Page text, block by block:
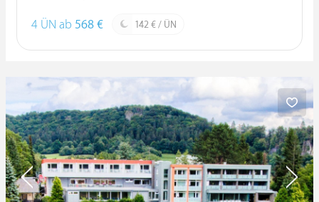
4 ÜN ab 568 € 142 € / ÜN